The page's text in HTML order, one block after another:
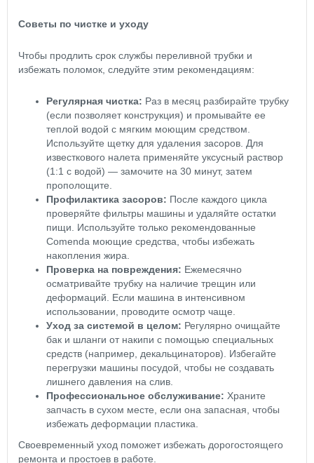
Советы по чистке и уходу
Чтобы продлить срок службы переливной трубки и
избежать поломок, следуйте этим рекомендациям:
Регулярная чистка: Раз в месяц разбирайте трубку
(если позволяет конструкция) и промывайте ее
теплой водой с мягким моющим средством.
Используйте щетку для удаления засоров. Для
известкового налета применяйте уксусный раствор
(1:1 с водой) — замочите на 30 минут, затем
прополощите.
Профилактика засоров: После каждого цикла
проверяйте фильтры машины и удаляйте остатки
пищи. Используйте только рекомендованные
Comenda моющие средства, чтобы избежать
накопления жира.
Проверка на повреждения: Ежемесячно
осматривайте трубку на наличие трещин или
деформаций. Если машина в интенсивном
использовании, проводите осмотр чаще.
Уход за системой в целом: Регулярно очищайте
бак и шланги от накипи с помощью специальных
средств (например, декальцинаторов). Избегайте
перегрузки машины посудой, чтобы не создавать
лишнего давления на слив.
Профессиональное обслуживание: Храните
запчасть в сухом месте, если она запасная, чтобы
избежать деформации пластика.
Своевременный уход поможет избежать дорогостоящего
ремонта и простоев в работе.